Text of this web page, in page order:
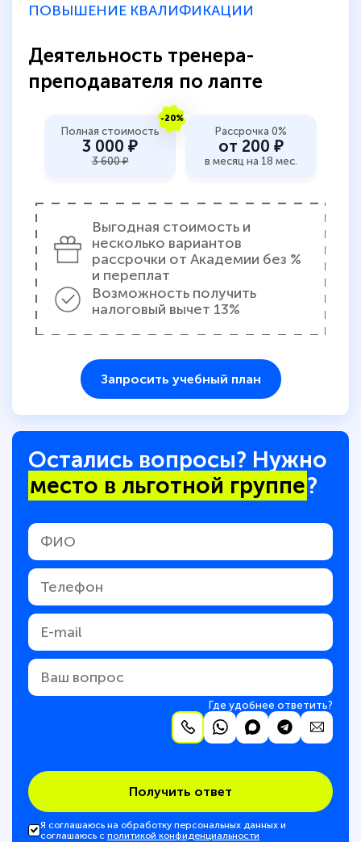
ПОВЫШЕНИЕ КВАЛИФИКАЦИИ
Деятельность тренера-
преподавателя по лапте
-20%
Полная стоимость
3 000 ₽
3 600 ₽
Рассрочка 0%
от 200 ₽
в месяц на 18 мес.
Выгодная стоимость и
несколько вариантов
рассрочки от Академии без %
и переплат
Возможность получить
налоговый вычет 13%
Запросить учебный план
Остались вопросы? Нужно
место в льготной группе?
Где удобнее ответить?
Получить ответ
Я соглашаюсь на обработку персональных данных и
соглашаюсь с политикой конфиденциальности